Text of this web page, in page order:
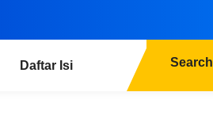
Daftar Isi Search